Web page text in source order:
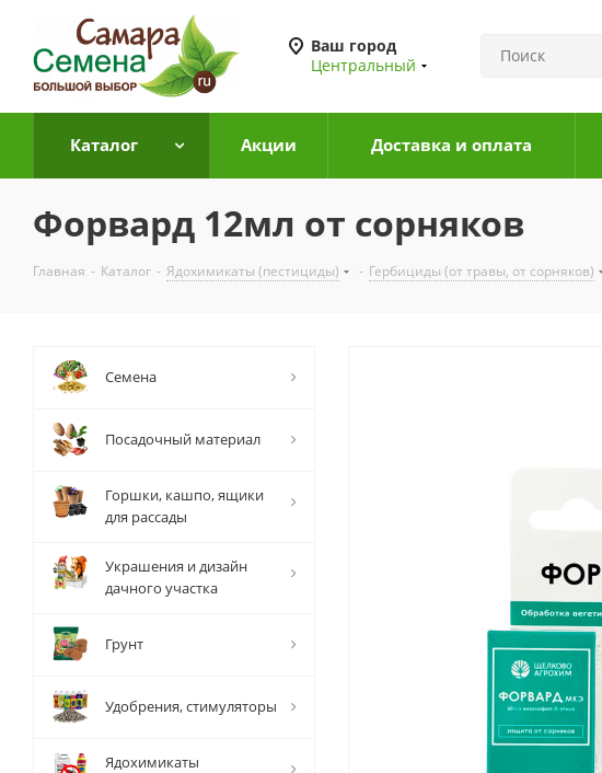
Ваш город
Центральный
Каталог Акции Доставка и оплата
Форвард 12мл от сорняков
Главная - Каталог - Ядохимикаты (пестициды) - Гербициды (от травы, от сорняков)
Семена
Посадочный материал
Горшки, кашпо, ящики
для рассады
Украшения и дизайн
дачного участка
Грунт
Удобрения, стимуляторы
Ядохимикаты